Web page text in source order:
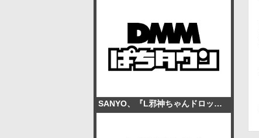
SANYO、『L邪神ちゃんドロップキック』導入記念グッズを発売 総勢17キャラのアクスタや「図柄3連」キーホルダーなど